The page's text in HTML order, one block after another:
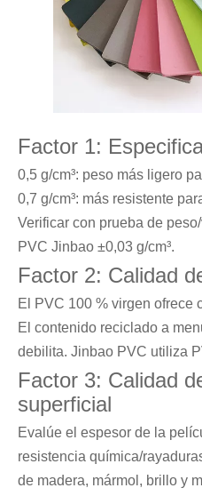
Factor 1:
0,5 g/cm³: peso más ligero
0,7 g/cm³: más resistente
Verificar con prueba de
PVC Jinbao ±0,03 g/cm³.
Factor 2: Calidad
El PVC 100 % virgen ofrece
El contenido reciclado a
debilita. Jinbao PVC utiliza
Factor 3: Calidad
superficial
Evalúe el espesor de la
resistencia química/
de madera, mármol, brillo y